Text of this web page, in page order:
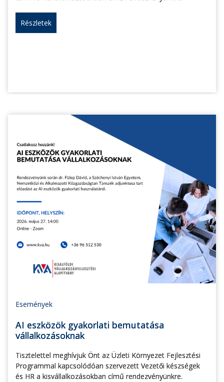
Részletek
Események
AI eszközök gyakorlati bemutatása
vállalkozásoknak
Tisztelettel meghívjuk Önt az Üzleti Környezet Fejlesztési
Programmal kapcsolódóan szervezett Vezetői készségek
és HR a kisvállalkozásokban című rendezvényünkre.